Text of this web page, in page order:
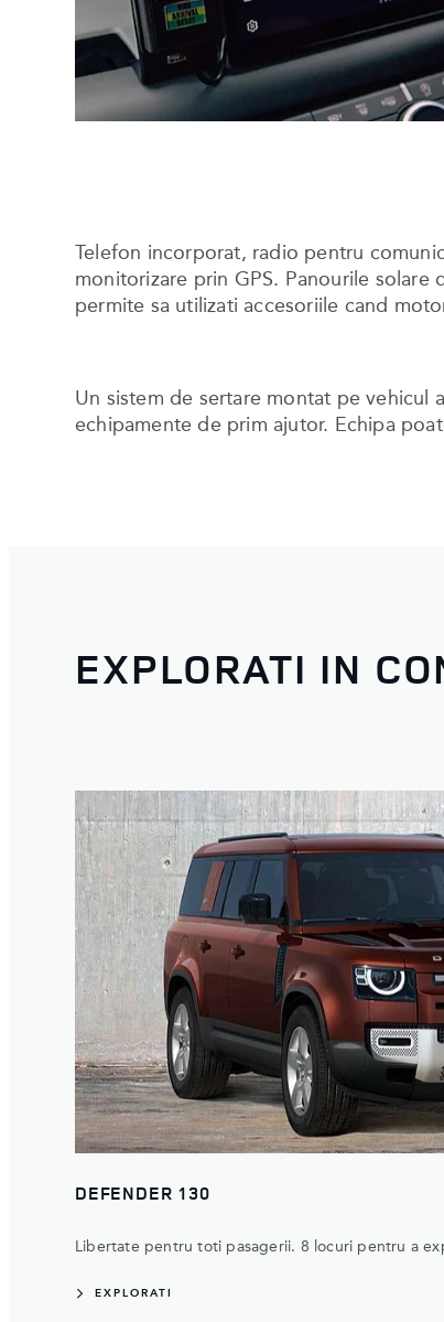
Telefon incorporat, radio pentru
monitorizare prin GPS. Panourile solare
permite sa utilizati accesoriile cand
Un sistem de sertare montat pe vehicul
echipamente de prim ajutor. Echipa
EXPLORATI IN
DEFENDER 130
Libertate pentru toti pasagerii. 8 locuri pentru a
EXPLORATI